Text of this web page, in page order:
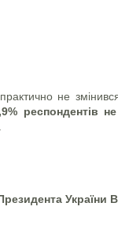
не
респондентів
України